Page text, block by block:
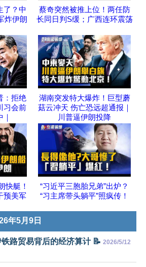
了？中
炸伊朗
蔡奇突然被推上位！两任防
长同日判S缓；广西连环震荡
：拒绝
习会前
湖南突发特大爆炸！巨型蘑
菇云冲天 伤亡恐远超通报｜
川普逼伊朗投降
快艇！
预美军
“习近平三胞胎兄弟”出炉？
“习主席带头躺平”照疯传！
年5月9日
路贸易背后的经济算计 📝 2026/5/12